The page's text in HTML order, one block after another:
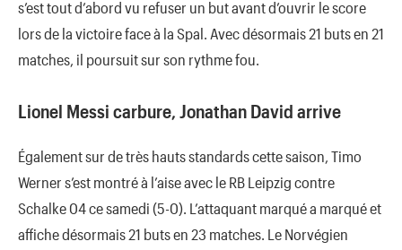
s’est tout d’abord vu refuser un but avant d’ouvrir le score
lors de la victoire face à la Spal. Avec désormais 21 buts en 21
matches, il poursuit sur son rythme fou.
Lionel Messi carbure, Jonathan David arrive
Également sur de très hauts standards cette saison, Timo
Werner s’est montré à l’aise avec le RB Leipzig contre
Schalke 04 ce samedi (5-0). L’attaquant marqué a marqué et
affiche désormais 21 buts en 23 matches. Le Norvégien